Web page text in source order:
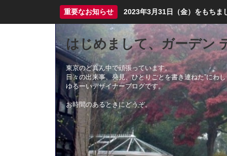
重要なお知らせ 2023年3月31日（金）をもちま
はじめまして、ガーデン
東京のど真ん中で頑張っています。
日々の出来事、発見、ひとりごとを書き連ねた”にわし
ゆるーいデザイナーブログです。
お時間のあるときにどうぞ。